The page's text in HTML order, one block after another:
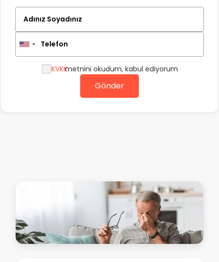
Adınız Soyadınız
Telefon
KVKKmetnini okudum, kabul ediyorum
Gönder